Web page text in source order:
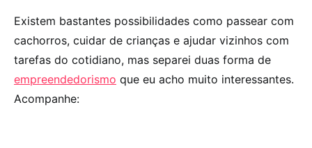
Existem bastantes possibilidades como passear com
cachorros, cuidar de crianças e ajudar vizinhos com
tarefas do cotidiano, mas separei duas forma de
empreendedorismo que eu acho muito interessantes.
Acompanhe: